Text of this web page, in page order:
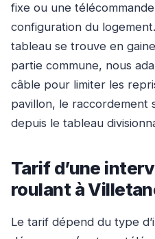
fixe ou une
configuration du
tableau se trouve en
partie commune, nous
câble pour limiter les
pavillon, le raccordement
depuis le tableau
Tarif d’une
roulant à
Le tarif dépend du type